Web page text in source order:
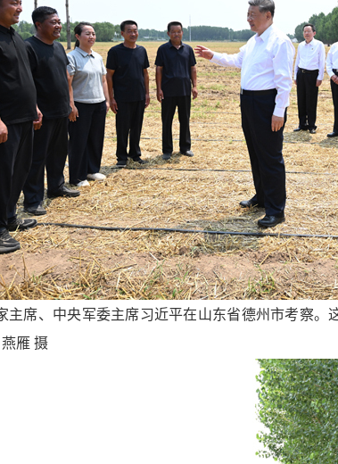
主席、中央军委主席习近平在山东省德州市考察
雁 摄